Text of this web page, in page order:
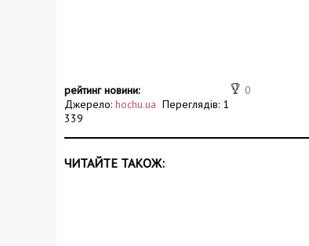
рейтинг новини:
0
Джерело: hochu.ua Переглядів: 1
339
ЧИТАЙТЕ ТАКОЖ: